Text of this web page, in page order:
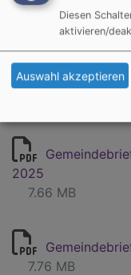
2025
7.66 MB
7.76 MB
Diesen
aktivieren/
Auswahl akzeptieren